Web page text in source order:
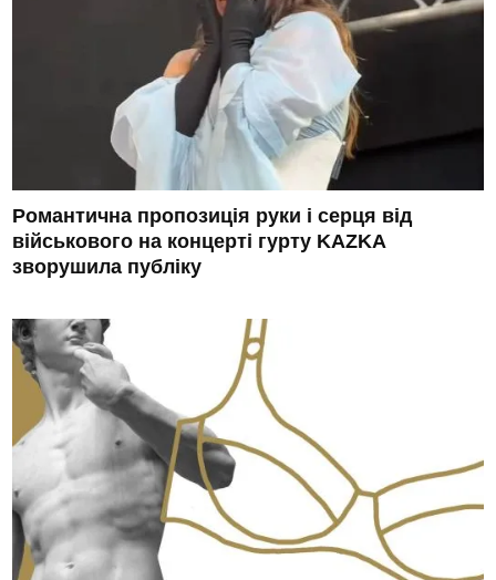
Романтична пропозиція руки і серця від
військового на концерті гурту KAZKA
зворушила публіку